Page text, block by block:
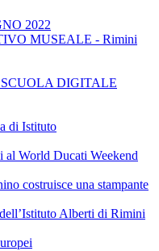
2022
MUSEALE - Rimini
DIGITALE
di Istituto
World Ducati Weekend
costruisce una stampante
Alberti di Rimini